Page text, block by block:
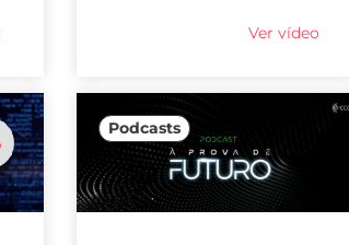
Ver vídeo
Podcasts